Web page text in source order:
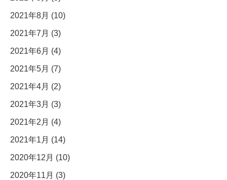
2021年8月 (10)
2021年7月 (3)
2021年6月 (4)
2021年5月 (7)
2021年4月 (2)
2021年3月 (3)
2021年2月 (4)
2021年1月 (14)
2020年12月 (10)
2020年11月 (3)